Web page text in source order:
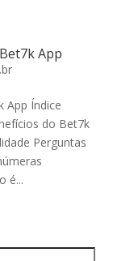
App
App Índice
do Bet7k
Perguntas
é...